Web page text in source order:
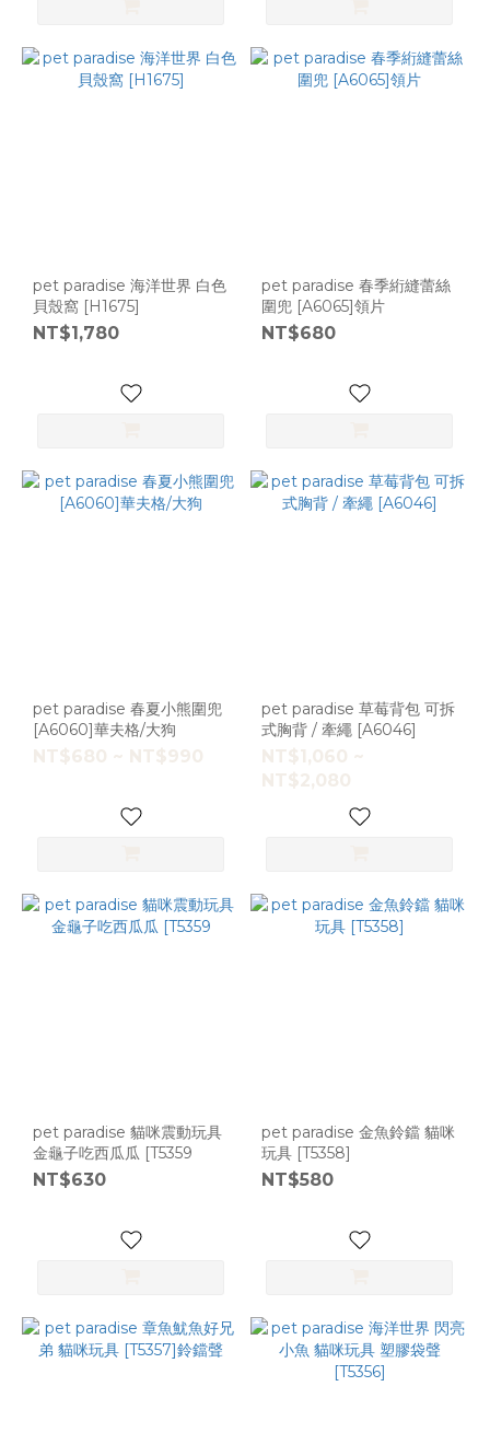
pet paradise 海洋世界 白色
貝殼窩 [H1675]
NT$1,780
pet paradise 春季絎縫蕾絲
圍兜 [A6065]領片
NT$680
pet paradise 春夏小熊圍兜
[A6060]華夫格/大狗
NT$680 ~ NT$990
pet paradise 草莓背包 可拆
式胸背 / 牽繩 [A6046]
NT$1,060 ~
NT$2,080
pet paradise 貓咪震動玩具
金龜子吃西瓜瓜 [T5359
NT$630
pet paradise 金魚鈴鐺 貓咪
玩具 [T5358]
NT$580